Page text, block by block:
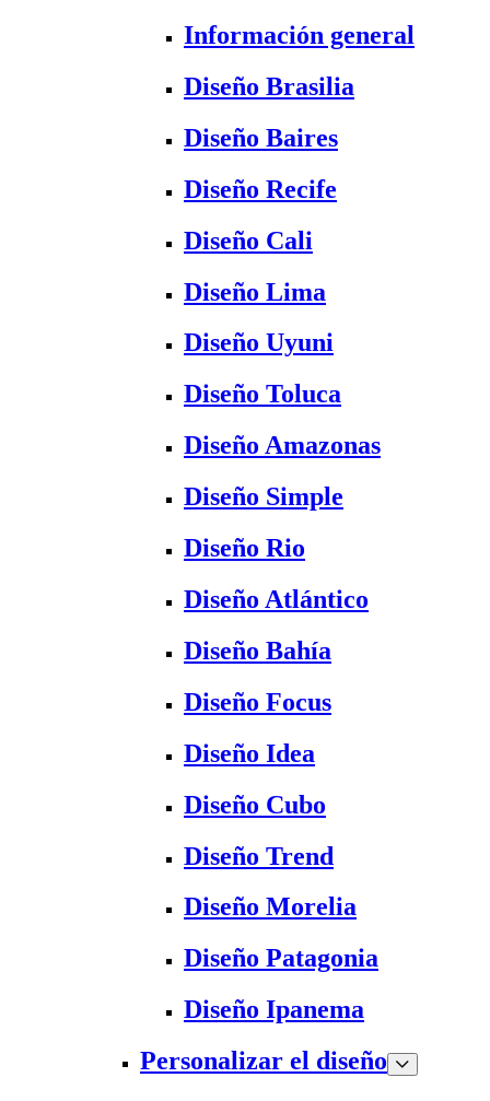
Información general
Diseño Brasilia
Diseño Baires
Diseño Recife
Diseño Cali
Diseño Lima
Diseño Uyuni
Diseño Toluca
Diseño Amazonas
Diseño Simple
Diseño Rio
Diseño Atlántico
Diseño Bahía
Diseño Focus
Diseño Idea
Diseño Cubo
Diseño Trend
Diseño Morelia
Diseño Patagonia
Diseño Ipanema
Personalizar el diseño